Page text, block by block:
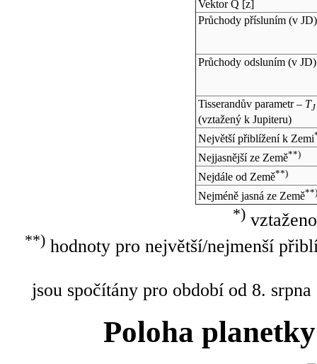
Vektor Q [z]
Průchody přísluním (v JD)
Průchody odsluním (v JD)
Tisserandův parametr – TJ
(vztažený k Jupiteru)
Největší přiblížení k Zemi
Nejjasnější ze Země**)
Nejdále od Země**)
Nejméně jasná ze Země**)
*)
**)hodnoty pro největší/nejmenší
jsou spočítány pro období od 8.
Poloha